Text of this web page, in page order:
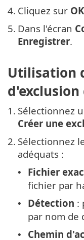
4. Cliquez sur OK
5. Dans l'écran
Enregistrer.
Utilisation
1. Sélectionnez
Créer une
2. Sélectionnez
adéquats :
• Fichier
fichier par
• Détection :
par nom de
• Chemin